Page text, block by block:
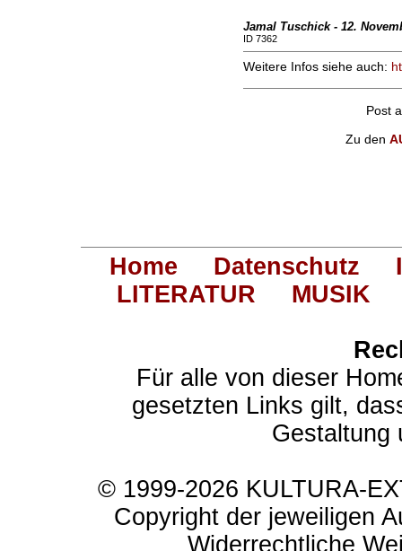
Jamal Tuschick - 12.
ID 7362
Weitere Infos siehe auch:
Post
Zu den
Home Datenschutz
LITERATUR
MUSIK
Für alle von dieser
gesetzten Links gilt,
Gestaltung
© 1999-2026 KULTURA-
Copyright der jeweiligen
Widerrechtliche